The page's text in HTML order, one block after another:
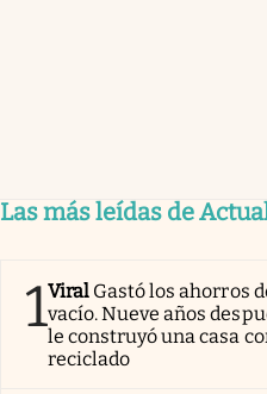
Las más leídas de
1Viral Gastó los ahorros
vacío. Nueve años
le construyó una casa
reciclado